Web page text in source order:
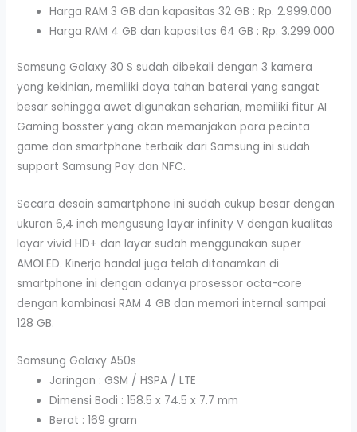
Harga RAM 3 GB dan kapasitas 32 GB : Rp. 2.999.000
Harga RAM 4 GB dan kapasitas 64 GB : Rp. 3.299.000
Samsung Galaxy 30 S sudah dibekali dengan 3 kamera
yang kekinian, memiliki daya tahan baterai yang sangat
besar sehingga awet digunakan seharian, memiliki fitur AI
Gaming bosster yang akan memanjakan para pecinta
game dan smartphone terbaik dari Samsung ini sudah
support Samsung Pay dan NFC.
Secara desain samartphone ini sudah cukup besar dengan
ukuran 6,4 inch mengusung layar infinity V dengan kualitas
layar vivid HD+ dan layar sudah menggunakan super
AMOLED. Kinerja handal juga telah ditanamkan di
smartphone ini dengan adanya prosessor octa-core
dengan kombinasi RAM 4 GB dan memori internal sampai
128 GB.
Samsung Galaxy A50s
Jaringan : GSM / HSPA / LTE
Dimensi Bodi : 158.5 x 74.5 x 7.7 mm
Berat : 169 gram